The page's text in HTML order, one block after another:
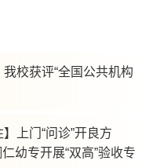
校获评“全国公共机构
】上门“问诊”开良方
幼专开展“双高”验收专